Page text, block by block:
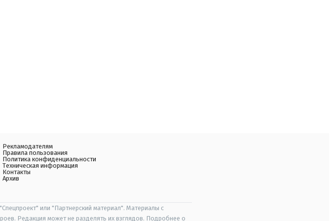
Рекламодателям
Правила пользования
Политика конфиденциальности
Техническая информация
Контакты
Архив
или "Партнерский материал". Материалы с
Редакция может не разделять их взглядов. Подробнее о